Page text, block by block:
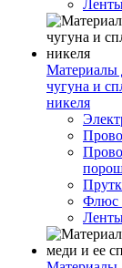
Материалы
чугуна и
никеля
Флюс